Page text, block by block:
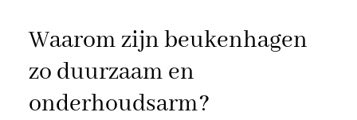
Waarom zijn beukenhagen
zo duurzaam en
onderhoudsarm?